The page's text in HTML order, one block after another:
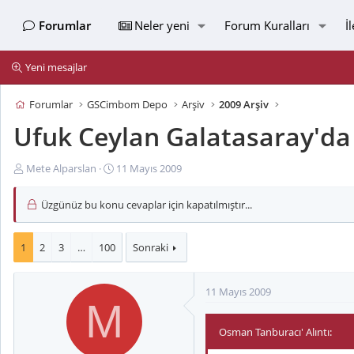
Forumlar Neler yeni Forum Kuralları
Yeni mesajlar
Forumlar GSCimbom Depo Arşiv 2009 Arşiv
Ufuk Ceylan
K
n
y
B
Mete Alparslan
B
g
t
r
11 Mayıs 2009
Üzgünüz bu konu cevaplar için kapatılmıştır...
1 2 3 … 100 Sonraki
M
11 Mayıs 2009
Osman Tanburacı' Alıntı: